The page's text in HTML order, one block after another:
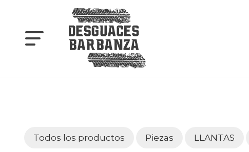
Todos los productos Piezas LLANTAS